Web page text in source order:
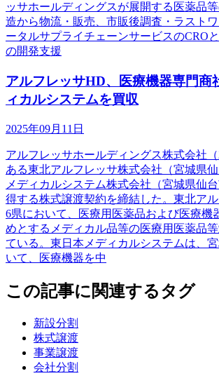
ッサホールディングスが展開する医薬品
造から物流・販売、市販後調査・ラスト
ータルサプライチェーンサービスのCRO
の開発支援
アルフレッサHD、医療機器専門商
ィカルシステムを買収
2025年09月11日
アルフレッサホールディングス株式会社
ある東北アルフレッサ株式会社（宮城県
メディカルシステム株式会社（宮城県仙
得する株式譲渡契約を締結した。東北ア
6県において、医療用医薬品および医療機
めとするメディカル品等の医療用医薬品
ている。東日本メディカルシステムは、
いて、医療機器を中
この記事に関連するタグ
新設分割
株式譲渡
事業譲渡
会社分割